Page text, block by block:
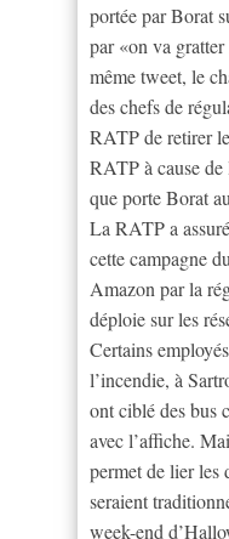
portée par Borat
par «on va
même tweet, le
des chefs de
RATP de retirer
RATP à cause
que porte Borat
La RATP a
cette campagne
Amazon par la
déploie sur les
Certains
l’incendie, à
ont ciblé des bus
avec l’affiche.
permet de lier les
seraient
week-end